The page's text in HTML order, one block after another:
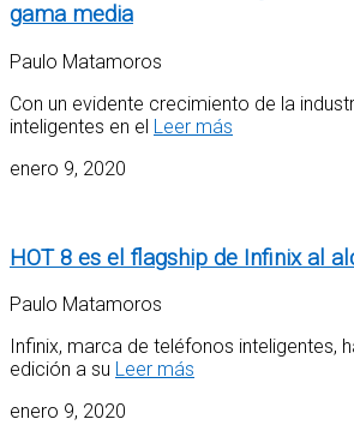
gama media
Paulo Matamoros
Con un evidente crecimiento de la
inteligentes en el Leer más
enero 9, 2020
HOT 8 es el flagship de Infinix al
Paulo Matamoros
Infinix, marca de teléfonos inteligentes,
edición a su Leer más
enero 9, 2020